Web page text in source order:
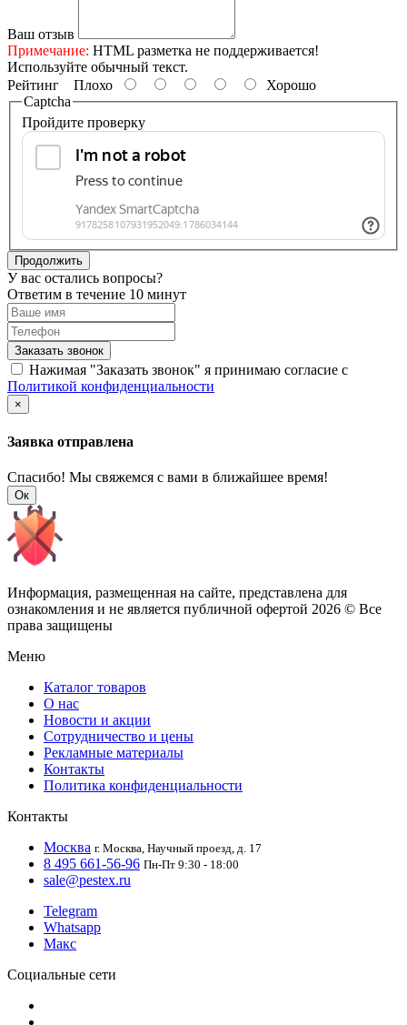
Ваш отзыв
Примечание: HTML разметка не поддерживается!
Используйте обычный текст.
Рейтинг Плохо
Хорошо
Captcha
Пройдите проверку
Продолжить
У вас остались вопросы?
Ответим в течение 10 минут
Заказать звонок
Нажимая "Заказать звонок" я принимаю согласие с
Политикой конфиденциальности
×
Заявка отправлена
Спасибо! Мы свяжемся с вами в ближайшее время!
Ок
Информация, размещенная на сайте, представлена для
ознакомления и не является публичной офертой 2026 © Все
права защищены
Меню
Каталог товаров
О нас
Новости и акции
Сотрудничество и цены
Рекламные материалы
Контакты
Политика конфиденциальности
Контакты
Москва г. Москва, Научный проезд, д. 17
8 495 661-56-96 Пн-Пт 9:30 - 18:00
sale@pestex.ru
Telegram
Whatsapp
Макс
Социальные сети